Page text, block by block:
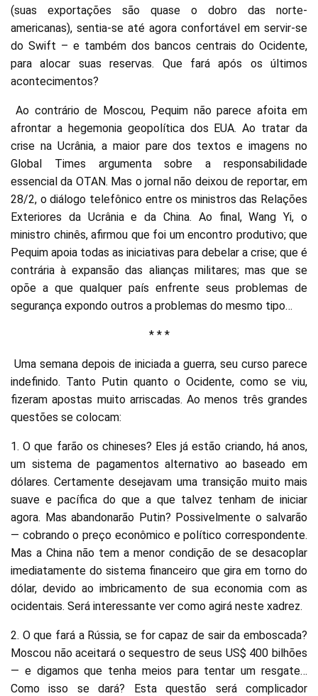
(suas exportações são quase o dobro das norte-
americanas), sentia-se até agora confortável em servir-se
do Swift – e também dos bancos centrais do Ocidente,
para alocar suas reservas. Que fará após os últimos
acontecimentos?
Ao contrário de Moscou, Pequim não parece afoita em
afrontar a hegemonia geopolítica dos EUA. Ao tratar da
crise na Ucrânia, a maior pare dos textos e imagens no
Global Times argumenta sobre a responsabilidade
essencial da OTAN. Mas o jornal não deixou de reportar, em
28/2, o diálogo telefônico entre os ministros das Relações
Exteriores da Ucrânia e da China. Ao final, Wang Yi, o
ministro chinês, afirmou que foi um encontro produtivo; que
Pequim apoia todas as iniciativas para debelar a crise; que é
contrária à expansão das alianças militares; mas que se
opõe a que qualquer país enfrente seus problemas de
segurança expondo outros a problemas do mesmo tipo…
* * *
Uma semana depois de iniciada a guerra, seu curso parece
indefinido. Tanto Putin quanto o Ocidente, como se viu,
fizeram apostas muito arriscadas. Ao menos três grandes
questões se colocam:
1. O que farão os chineses? Eles já estão criando, há anos,
um sistema de pagamentos alternativo ao baseado em
dólares. Certamente desejavam uma transição muito mais
suave e pacífica do que a que talvez tenham de iniciar
agora. Mas abandonarão Putin? Possivelmente o salvarão
— cobrando o preço econômico e político correspondente.
Mas a China não tem a menor condição de se desacoplar
imediatamente do sistema financeiro que gira em torno do
dólar, devido ao imbricamento de sua economia com as
ocidentais. Será interessante ver como agirá neste xadrez.
2. O que fará a Rússia, se for capaz de sair da emboscada?
Moscou não aceitará o sequestro de seus US$ 400 bilhões
— e digamos que tenha meios para tentar um resgate…
Como isso se dará? Esta questão será complicador